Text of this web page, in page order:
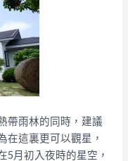
帶雨林的同時，建議
在這裏更可以觀星，
5月初入夜時的星空，